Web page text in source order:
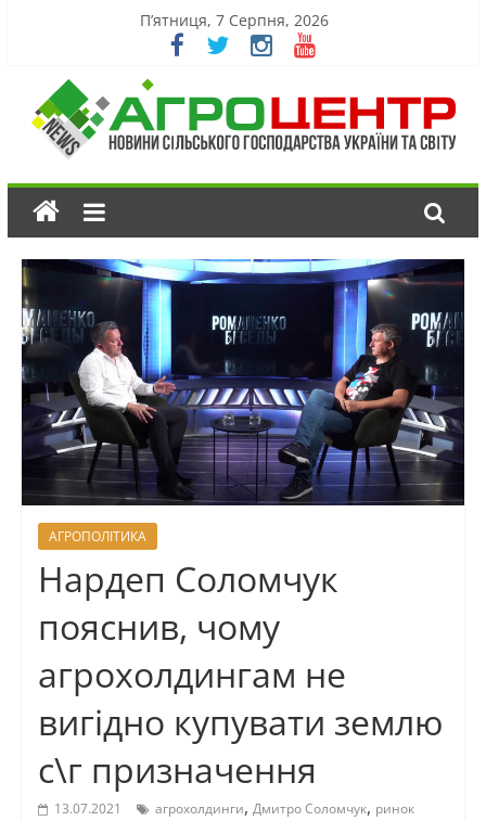
П’ятниця, 7 Серпня, 2026
АГРОПОЛІТИКА
Нардеп Соломчук
пояснив, чому
агрохолдингам не
вигідно купувати землю
с\г призначення
13.07.2021 агрохолдинги, Дмитро Соломчук, ринок